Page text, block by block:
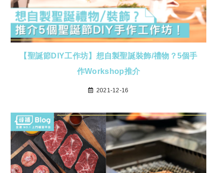
【聖誕節DIY工作坊】想自製聖誕裝飾/禮物？5個手
作Workshop推介
2021-12-16